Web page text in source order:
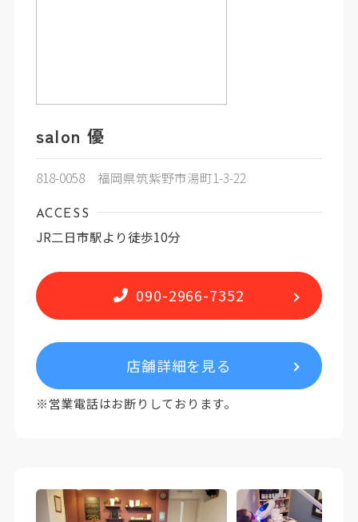
salon 優
818-0058 福岡県筑紫野市湯町1-3-22
ACCESS
JR二日市駅より徒歩10分
090-2966-7352
店舗詳細を見る
※営業電話はお断りしております。